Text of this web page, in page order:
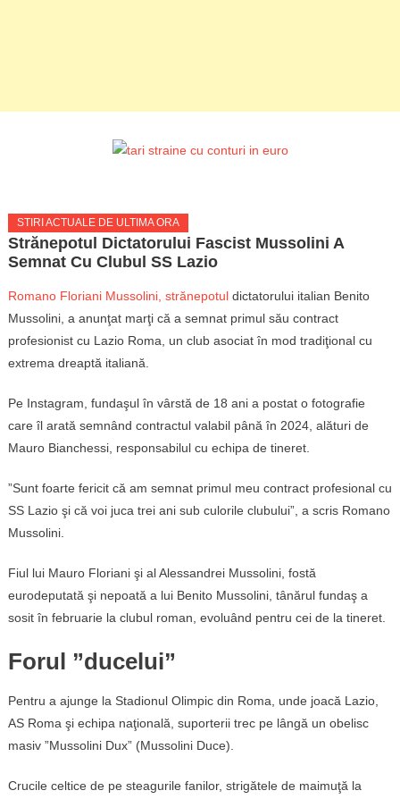
STIRI ACTUALE DE ULTIMA ORA
Strănepotul Dictatorului Fascist Mussolini A
Semnat Cu Clubul SS Lazio
Romano Floriani Mussolini, strănepotuldictatorului italian Benito
Mussolini, a anunţat marţi că a semnat primul său contract
profesionist cu Lazio Roma, un club asociat în mod tradiţional cu
extrema dreaptă italiană.
Pe Instagram, fundaşul în vârstă de 18 ani a postat o fotografie
care îl arată semnând contractul valabil până în 2024, alături de
Mauro Bianchessi, responsabilul cu echipa de tineret.
”Sunt foarte fericit că am semnat primul meu contract profesional cu
SS Lazio şi că voi juca trei ani sub culorile clubului”, a scris Romano
Mussolini.
Fiul lui Mauro Floriani şi al Alessandrei Mussolini, fostă
eurodeputată şi nepoată a lui Benito Mussolini, tânărul fundaş a
sosit în februarie la clubul roman, evoluând pentru cei de la tineret.
Forul ”ducelui”
Pentru a ajunge la Stadionul Olimpic din Roma, unde joacă Lazio,
AS Roma şi echipa naţională, suporterii trec pe lângă un obelisc
masiv ”Mussolini Dux” (Mussolini Duce).
Crucile celtice de pe steagurile fanilor, strigătele de maimuţă la